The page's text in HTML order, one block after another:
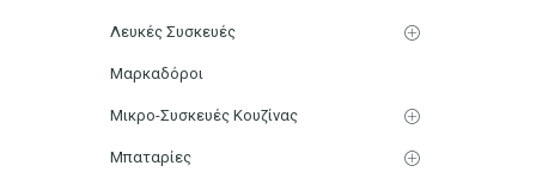
Λευκές Συσκευές
Μαρκαδόροι
Μικρο-Συσκευές Κουζίνας
Μπαταρίες